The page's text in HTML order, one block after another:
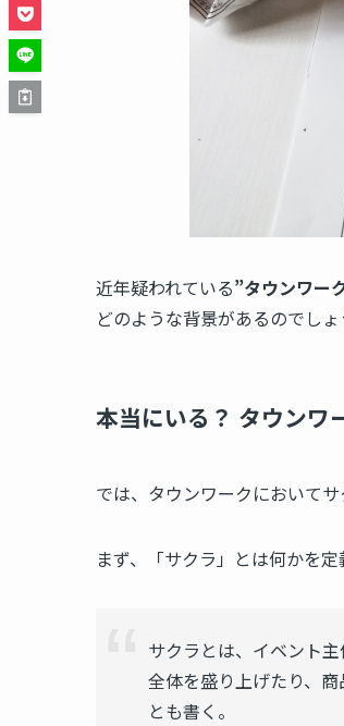
近年疑われている”タウンワー
どのような背景があるのでし
本当にいる？ タウンワ
では、タウンワークにおいて
まず、「サクラ」とは何かを定
サクラとは、イベント
全体を盛り上げたり、
とも書く。